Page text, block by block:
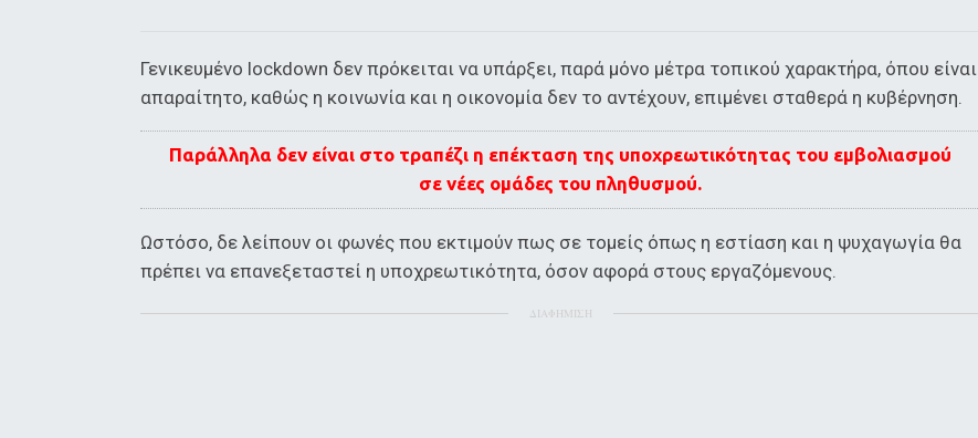
Γενικευμένο lockdown δεν πρόκειται να υπάρξει, παρά μόνο μέτρα τοπικού χαρακτήρα, όπου είναι
απαραίτητο, καθώς η κοινωνία και η οικονομία δεν το αντέχουν, επιμένει σταθερά η κυβέρνηση.
Παράλληλα δεν είναι στο τραπέζι η επέκταση της υποχρεωτικότητας του εμβολιασμού
σε νέες ομάδες του πληθυσμού.
Ωστόσο, δε λείπουν οι φωνές που εκτιμούν πως σε τομείς όπως η εστίαση και η ψυχαγωγία θα
πρέπει να επανεξεταστεί η υποχρεωτικότητα, όσον αφορά στους εργαζόμενους.
ΔΙΑΦΗΜΙΣΗ